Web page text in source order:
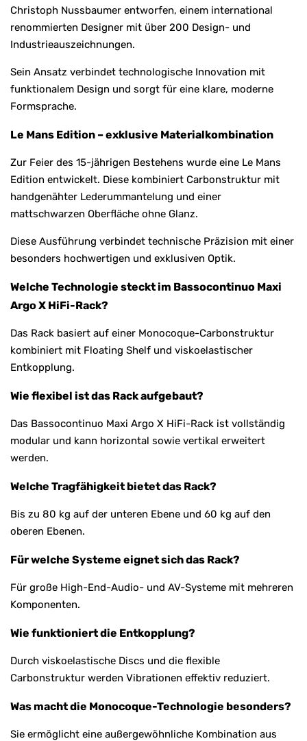
Christoph Nussbaumer entworfen, einem international
renommierten Designer mit über 200 Design- und
Industrieauszeichnungen.
Sein Ansatz verbindet technologische Innovation mit
funktionalem Design und sorgt für eine klare, moderne
Formsprache.
Le Mans Edition – exklusive Materialkombination
Zur Feier des 15-jährigen Bestehens wurde eine Le Mans
Edition entwickelt. Diese kombiniert Carbonstruktur mit
handgenähter Lederummantelung und einer
mattschwarzen Oberfläche ohne Glanz.
Diese Ausführung verbindet technische Präzision mit einer
besonders hochwertigen und exklusiven Optik.
Welche Technologie steckt im Bassocontinuo Maxi
Argo X HiFi-Rack?
Das Rack basiert auf einer Monocoque-Carbonstruktur
kombiniert mit Floating Shelf und viskoelastischer
Entkopplung.
Wie flexibel ist das Rack aufgebaut?
Das Bassocontinuo Maxi Argo X HiFi-Rack ist vollständig
modular und kann horizontal sowie vertikal erweitert
werden.
Welche Tragfähigkeit bietet das Rack?
Bis zu 80 kg auf der unteren Ebene und 60 kg auf den
oberen Ebenen.
Für welche Systeme eignet sich das Rack?
Für große High-End-Audio- und AV-Systeme mit mehreren
Komponenten.
Wie funktioniert die Entkopplung?
Durch viskoelastische Discs und die flexible
Carbonstruktur werden Vibrationen effektiv reduziert.
Was macht die Monocoque-Technologie besonders?
Sie ermöglicht eine außergewöhnliche Kombination aus